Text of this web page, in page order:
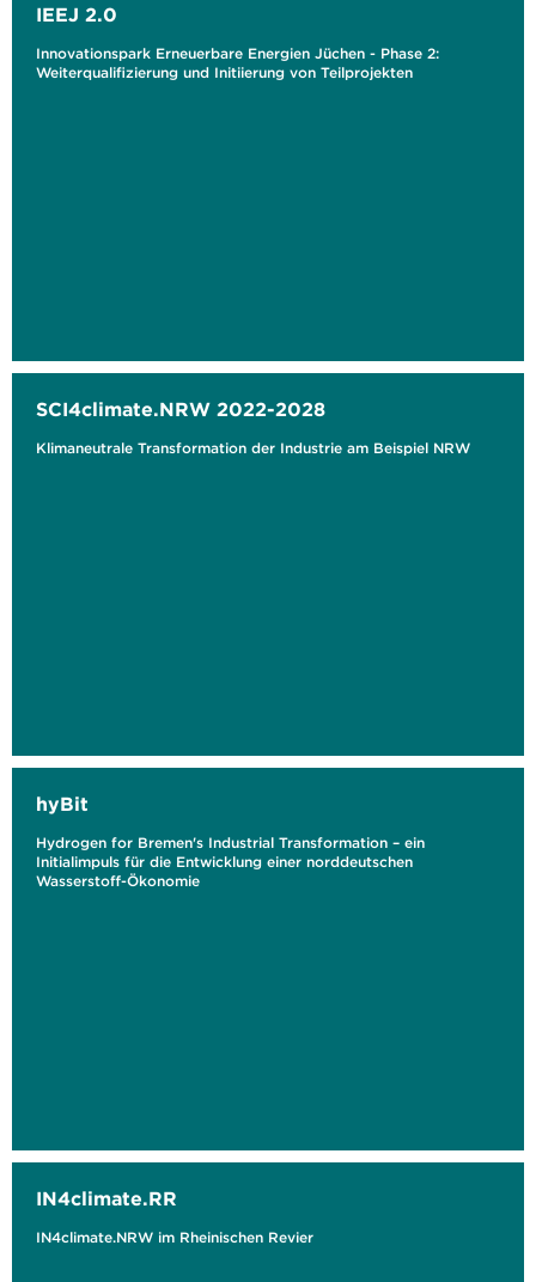
IEEJ 2.0
Innovationspark Erneuerbare Energien Jüchen - Phase 2:
Weiterqualifizierung und Initiierung von Teilprojekten
SCI4climate.NRW 2022-2028
Klimaneutrale Transformation der Industrie am Beispiel NRW
hyBit
Hydrogen for Bremen's Industrial Transformation – ein
Initialimpuls für die Entwicklung einer norddeutschen
Wasserstoff-Ökonomie
IN4climate.RR
IN4climate.NRW im Rheinischen Revier